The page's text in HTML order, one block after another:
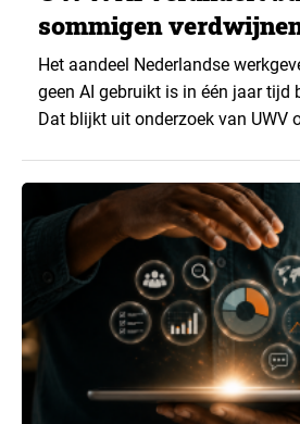
sommigen
Het aandeel Nederlandse
geen AI gebruikt is in één jaar tijd
Dat blijkt uit onderzoek van UWV
beroepsgroepen steeds
en 2025 verdubbelde het aandeel
redelijke of…